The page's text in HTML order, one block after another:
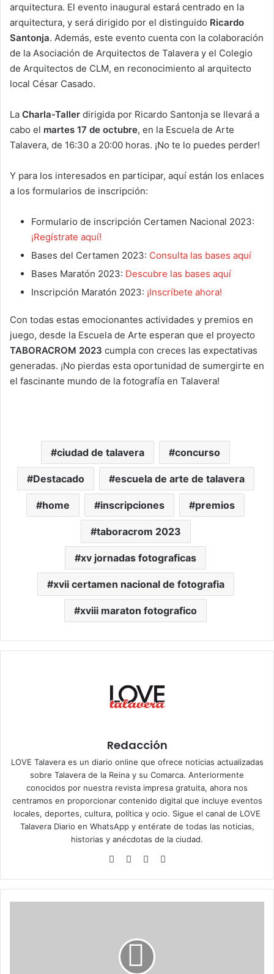
arquitectura. El evento inaugural estará centrado en la
arquitectura, y será dirigido por el distinguido Ricardo
Santonja. Además, este evento cuenta con la colaboración
de la Asociación de Arquitectos de Talavera y el Colegio
de Arquitectos de CLM, en reconocimiento al arquitecto
local César Casado.
La Charla-Taller dirigida por Ricardo Santonja se llevará a
cabo el martes 17 de octubre, en la Escuela de Arte
Talavera, de 16:30 a 20:00 horas. ¡No te lo puedes perder!
Y para los interesados en participar, aquí están los enlaces
a los formularios de inscripción:
Formulario de inscripción Certamen Nacional 2023:
¡Regístrate aquí!
Bases del Certamen 2023: Consulta las bases aquí
Bases Maratón 2023: Descubre las bases aquí
Inscripción Maratón 2023: ¡Inscríbete ahora!
Con todas estas emocionantes actividades y premios en
juego, desde la Escuela de Arte esperan que el proyecto
TABORACROM 2023 cumpla con creces las expectativas
generadas. ¡No pierdas esta oportunidad de sumergirte en
el fascinante mundo de la fotografía en Talavera!
ciudad de talavera concurso
Destacado escuela de arte de talavera
home inscripciones premios
taboracrom 2023
xv jornadas fotograficas
xvii certamen nacional de fotografia
xviii maraton fotografico
Redacción
LOVE Talavera es un diario online que ofrece noticias actualizadas
sobre Talavera de la Reina y su Comarca. Anteriormente
conocidos por nuestra revista impresa gratuita, ahora nos
centramos en proporcionar contenido digital que incluye eventos
locales, deportes, cultura, política y ocio. Sigue el canal de LOVE
Talavera Diario en WhatsAppy entérate de todas las noticias,
historias y anécdotas de la ciudad.
Siti
we
b
Fa
bo
ok
X
ra
m